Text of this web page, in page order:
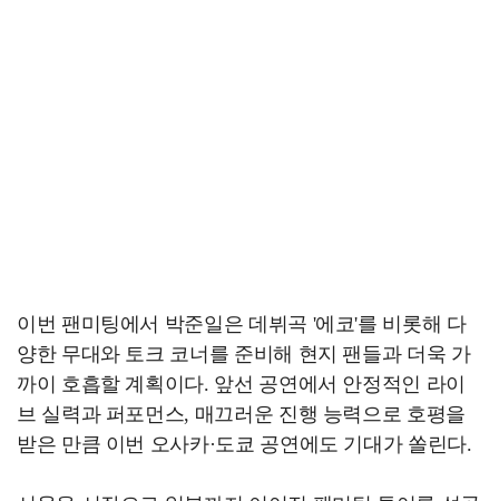
이번 팬미팅에서 박준일은 데뷔곡 '에코'를 비롯해 다
양한 무대와 토크 코너를 준비해 현지 팬들과 더욱 가
까이 호흡할 계획이다. 앞선 공연에서 안정적인 라이
브 실력과 퍼포먼스, 매끄러운 진행 능력으로 호평을
받은 만큼 이번 오사카·도쿄 공연에도 기대가 쏠린다.